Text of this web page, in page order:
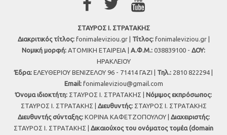
ΣΤΑΥΡΟΣ Ι. ΣΤΡΑΤΑΚΗΣ
Διακριτικός τίτλος:fonimaleviziou.gr | Τίτλος:fonimaleviziou.gr |
Νομική μορφή: ΑΤΟΜΙΚΗ ΕΤΑΙΡΕΙΑ | Α.Φ.Μ.: 038839100 - ΔΟΥ:
ΗΡΑΚΛΕΙΟΥ
Έδρα: ΕΛΕΥΘΕΡΙΟΥ ΒΕΝΙΖΕΛΟΥ 96 - 71414 ΓΑΖΙ | Τηλ.: 2810 822294 |
Εmail: fonimaleviziou@gmail.com
Όνομα ιδιοκτήτη: ΣΤΑΥΡΟΣ Ι. ΣΤΡΑΤΑΚΗΣ | Νόμιμος εκπρόσωπος:
ΣΤΑΥΡΟΣ Ι. ΣΤΡΑΤΑΚΗΣ | Διευθυντής:ΣΤΑΥΡΟΣ Ι. ΣΤΡΑΤΑΚΗΣ
Διευθυντής σύνταξης:ΚΟΡΙΝΑ ΚΑΦΕΤΖΟΠΟΥΛΟΥ | Διαχειριστής:
ΣΤΑΥΡΟΣ Ι. ΣΤΡΑΤΑΚΗΣ | Δικαιούχος του ονόματος τομέα (domain